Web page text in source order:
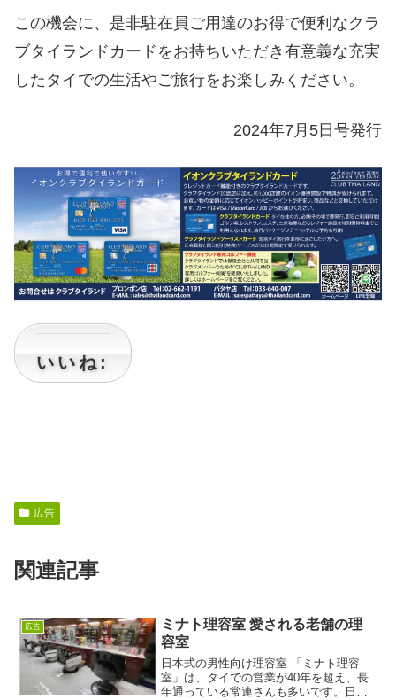
この機会に、是非駐在員ご用達のお得で便利なクラ
ブタイランドカードをお持ちいただき有意義な充実
したタイでの生活やご旅行をお楽しみください。
2024年7月5日号発行
いいね:
広告
関連記事
広告
ミナト理容室 愛される老舗の理
容室
日本式の男性向け理容室 「ミナト理容
室」は、タイでの営業が40年を超え、長
年通っている常連さんも多いです。日本